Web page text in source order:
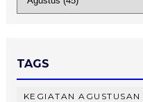
TAGS
KEGIATAN AGUSTUSAN